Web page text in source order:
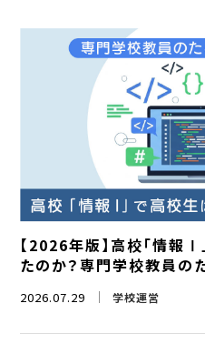
【2026年版】高校「情報
たのか？専門学校教員の
2026.07.29 学校運営